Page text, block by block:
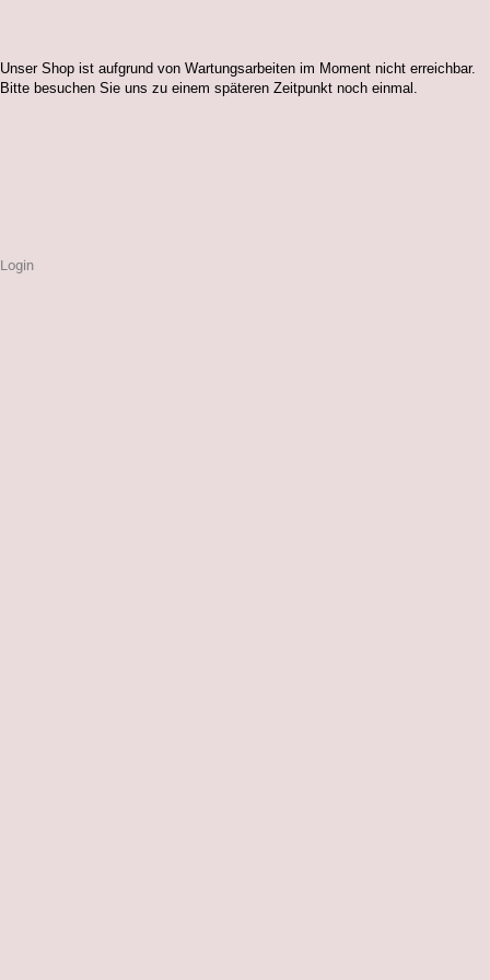
Unser Shop ist aufgrund von Wartungsarbeiten im Moment nicht erreichbar.
Bitte besuchen Sie uns zu einem späteren Zeitpunkt noch einmal.
Login